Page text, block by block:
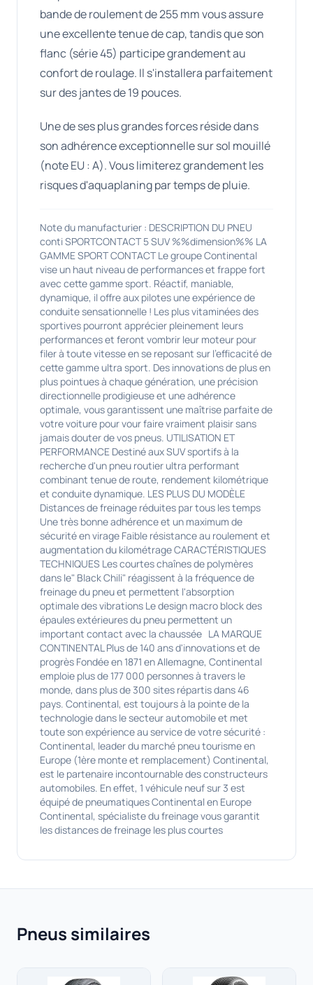
bande de roulement de 255 mm vous assure
une excellente tenue de cap, tandis que son
flanc (série 45) participe grandement au
confort de roulage. Il s'installera parfaitement
sur des jantes de 19 pouces.
Une de ses plus grandes forces réside dans
son adhérence exceptionnelle sur sol mouillé
(note EU : A). Vous limiterez grandement les
risques d'aquaplaning par temps de pluie.
Note du manufacturier : DESCRIPTION DU PNEU
conti SPORTCONTACT 5 SUV %%dimension%% LA
GAMME SPORT CONTACT Le groupe Continental
vise un haut niveau de performances et frappe fort
avec cette gamme sport. Réactif, maniable,
dynamique, il offre aux pilotes une expérience de
conduite sensationnelle ! Les plus vitaminées des
sportives pourront apprécier pleinement leurs
performances et feront vombrir leur moteur pour
filer à toute vitesse en se reposant sur l'efficacité de
cette gamme ultra sport. Des innovations de plus en
plus pointues à chaque génération, une précision
directionnelle prodigieuse et une adhérence
optimale, vous garantissent une maîtrise parfaite de
votre voiture pour vour faire vraiment plaisir sans
jamais douter de vos pneus. UTILISATION ET
PERFORMANCE Destiné aux SUV sportifs à la
recherche d'un pneu routier ultra performant
combinant tenue de route, rendement kilométrique
et conduite dynamique. LES PLUS DU MODÈLE
Distances de freinage réduites par tous les temps
Une très bonne adhérence et un maximum de
sécurité en virage Faible résistance au roulement et
augmentation du kilométrage CARACTÉRISTIQUES
TECHNIQUES Les courtes chaînes de polymères
dans le" Black Chili" réagissent à la fréquence de
freinage du pneu et permettent l'absorption
optimale des vibrations Le design macro block des
épaules extérieures du pneu permettent un
important contact avec la chaussée LA MARQUE
CONTINENTAL Plus de 140 ans d'innovations et de
progrès Fondée en 1871 en Allemagne, Continental
emploie plus de 177 000 personnes à travers le
monde, dans plus de 300 sites répartis dans 46
pays. Continental, est toujours à la pointe de la
technologie dans le secteur automobile et met
toute son expérience au service de votre sécurité :
Continental, leader du marché pneu tourisme en
Europe (1ère monte et remplacement) Continental,
est le partenaire incontournable des constructeurs
automobiles. En effet, 1 véhicule neuf sur 3 est
équipé de pneumatiques Continental en Europe
Continental, spécialiste du freinage vous garantit
les distances de freinage les plus courtes
Pneus similaires